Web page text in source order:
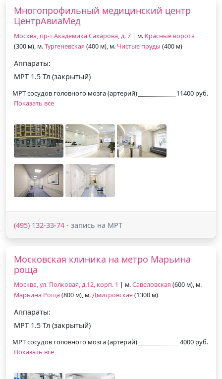
Многопрофильный медицинский центр
ЦентрАвиаМед
Москва, пр-т Академика Сахарова, д. 7 | м. Красные ворота
(300 м), м.Тургеневская (400 м), м. Чистые пруды (400 м)
Аппараты:
МРТ 1.5 Тл (закрытый)
МРТ сосудов головного мозга (артерий)
11400 руб.
Показать все
(495) 132-33-74 - запись на МРТ
Московская клиника на метро Марьина
роща
Москва, ул. Полковая, д.12, корп. 1 | м.Савеловская (600 м), м.
Марьина Роща (800 м), м.Дмитровская (1300 м)
Аппараты:
МРТ 1.5 Тл (закрытый)
МРТ сосудов головного мозга (артерий)
4000 руб.
Показать все